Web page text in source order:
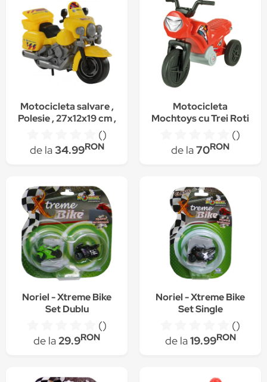
Motocicleta salvare ,
Polesie , 27x12x19 cm ,
()
de la34.99RON
Motocicleta
Mochtoys cu Trei Roti
SuperBike Rosie()
de la70RON
Noriel - Xtreme Bike
Set Dublu
()
de la29.9RON
Noriel - Xtreme Bike
Set Single
()
de la19.99RON